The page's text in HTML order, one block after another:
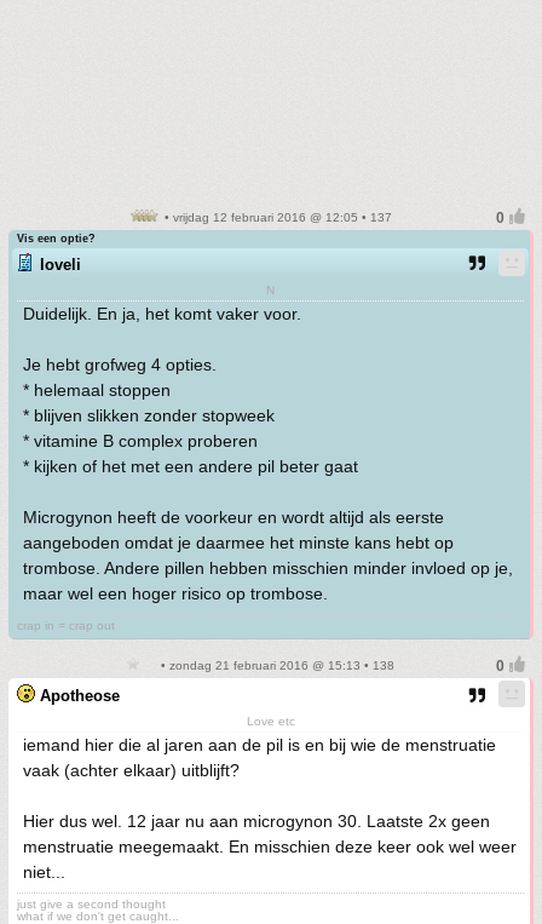
• vrijdag 12 februari 2016 @ 12:05 • 137
Vis een optie?
loveli
N
Duidelijk. En ja, het komt vaker voor.
Je hebt grofweg 4 opties.
* helemaal stoppen
* blijven slikken zonder stopweek
* vitamine B complex proberen
* kijken of het met een andere pil beter gaat
Microgynon heeft de voorkeur en wordt altijd als eerste
aangeboden omdat je daarmee het minste kans hebt op
trombose. Andere pillen hebben misschien minder invloed op je,
maar wel een hoger risico op trombose.
crap in = crap out
• zondag 21 februari 2016 @ 15:13 • 138
Apotheose
Love etc
iemand hier die al jaren aan de pil is en bij wie de menstruatie
vaak (achter elkaar) uitblijft?
Hier dus wel. 12 jaar nu aan microgynon 30. Laatste 2x geen
menstruatie meegemaakt. En misschien deze keer ook wel weer
niet...
just give a second thought
what if we don't get caught...